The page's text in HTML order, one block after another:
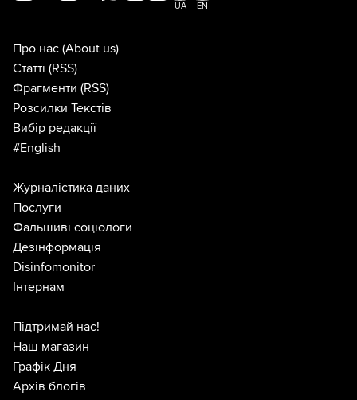
UA EN
Про нас (About us)
Статті (RSS)
Фрагменти (RSS)
Розсилки Текстів
Вибір редакції
#English
Журналістика даних
Послуги
Фальшиві соціологи
Дезінформація
Disinfomonitor
Інтернам
Підтримай нас!
Наш магазин
Графік Дня
Архів блогів